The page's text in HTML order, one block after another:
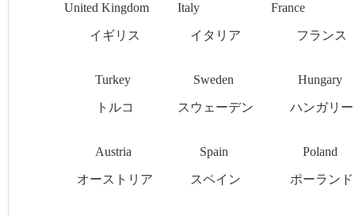
United Kingdom
イギリス
Italy
イタリア フランス
Turkey
トルコ
Sweden
スウェーデン
Hungary
ハンガリー
Austria
オーストリア
Spain
スペイン
Poland
ポーランド